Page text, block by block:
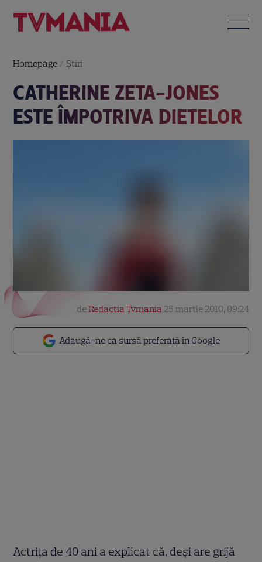
Homepage / Știri
CATHERINE ZETA-JONES
ESTE ÎMPOTRIVA DIETELOR
Adaugă-ne ca sursă preferată în Google
deRedactia Tvmania 25 martie 2010, 09:24
Actriţa de 40 ani a explicat că, deşi are grijă